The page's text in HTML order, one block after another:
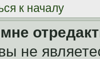
к началу
не